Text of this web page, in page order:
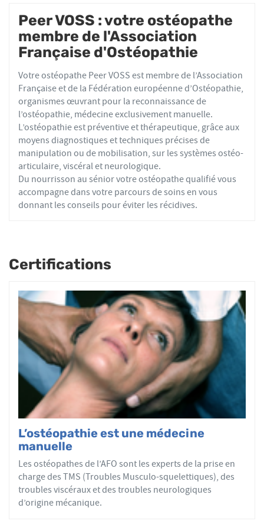
Peer VOSS : votre ostéopathe
membre de l'Association
Française d'Ostéopathie
Votre ostéopathe Peer VOSS est membre de l’Association
Française et de la Fédération européenne d’Ostéopathie,
organismes œuvrant pour la reconnaissance de
l’ostéopathie, médecine exclusivement manuelle.
L’ostéopathie est préventive et thérapeutique, grâce aux
moyens diagnostiques et techniques précises de
manipulation ou de mobilisation, sur les systèmes ostéo-
articulaire, viscéral et neurologique.
Du nourrisson au sénior votre ostéopathe qualifié vous
accompagne dans votre parcours de soins en vous
donnant les conseils pour éviter les récidives.
Certifications
L’ostéopathie est une médecine
manuelle
Les ostéopathes de l’AFO sont les experts de la prise en
charge des TMS (Troubles Musculo-squelettiques), des
troubles viscéraux et des troubles neurologiques
d’origine mécanique.